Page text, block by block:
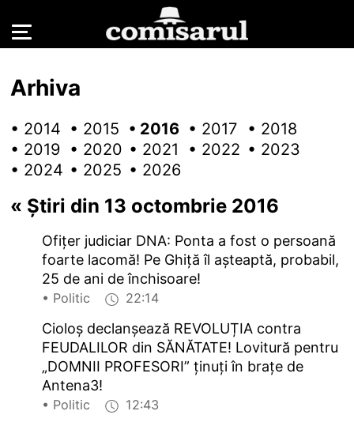
Arhiva
• 2014 • 2015 • 2016 • 2017
• 2018
• 2019 • 2020 • 2021 • 2022 • 2023
• 2024 • 2025 • 2026
« Știri din 13 octombrie 2016
Ofițer judiciar DNA: Ponta a fost o persoană
foarte lacomă! Pe Ghiță îl așteaptă, probabil,
25 de ani de închisoare!
• Politic 22:14
Cioloș declanșează REVOLUȚIA contra
FEUDALILOR din SĂNĂTATE! Lovitură pentru
„DOMNII PROFESORI” ținuți în brațe de
Antena3!
• Politic 12:43